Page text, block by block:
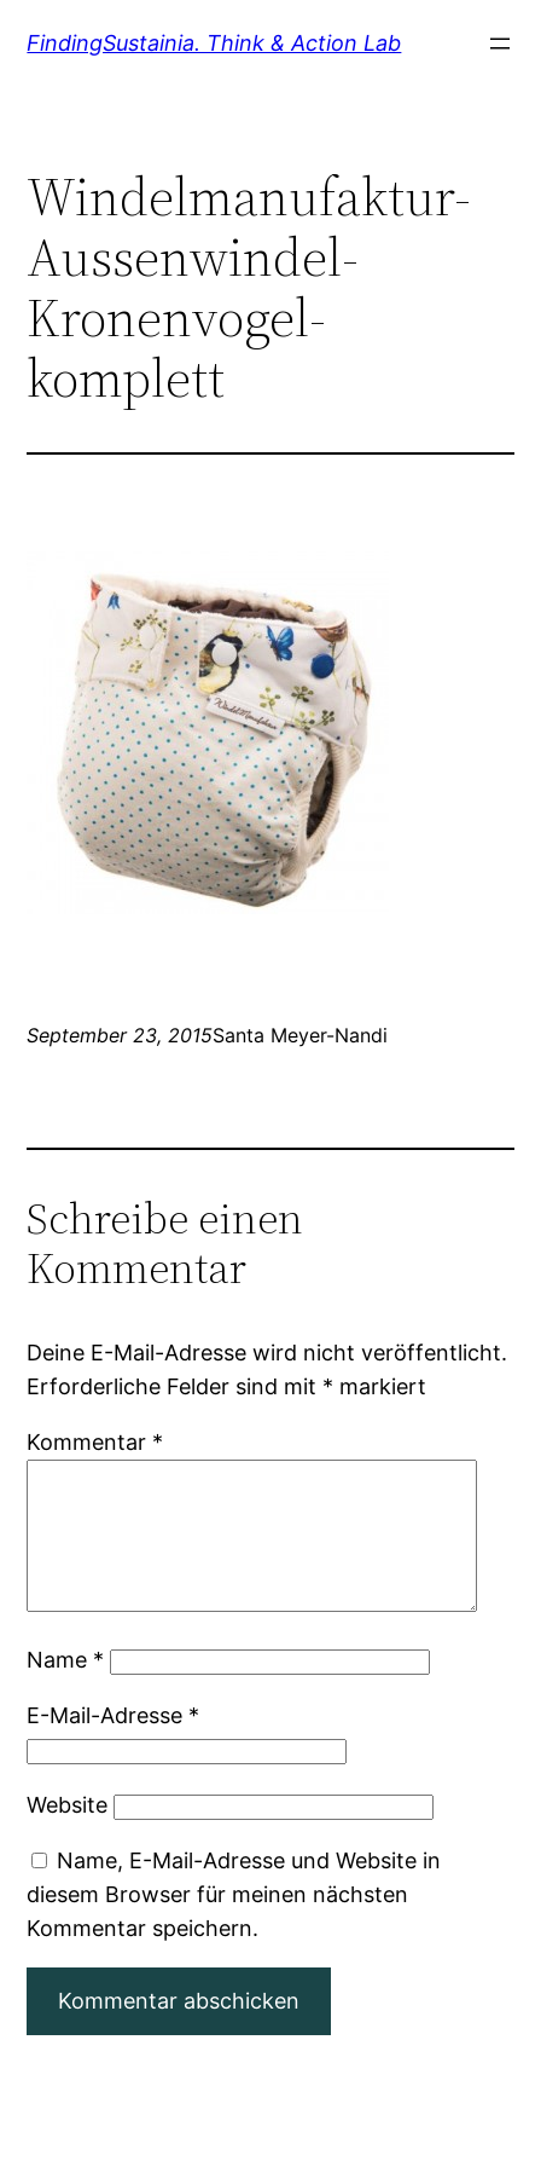
InhaltFindingSustainia. Think & Action Lab
Windelmanufaktur-
Aussenwindel-
Kronenvogel-
komplett
September 23, 2015Santa Meyer-Nandi
Schreibe einen
Kommentar
Deine E-Mail-Adresse wird nicht veröffentlicht.
Erforderliche Felder sind mit * markiert
Kommentar *
Name *
E-Mail-Adresse *
Website
Name, E-Mail-Adresse und Website in
diesem Browser für meinen nächsten
Kommentar speichern.